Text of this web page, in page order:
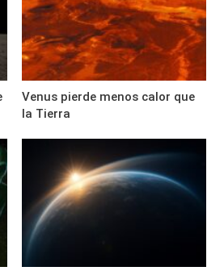
Venus pierde menos calor que
la Tierra